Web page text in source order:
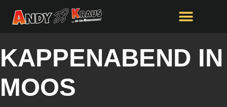
KAPPENABEND IN
MOOS